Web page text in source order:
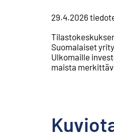
29.4.2026
Suomalaiset
Ulkomaille
maista